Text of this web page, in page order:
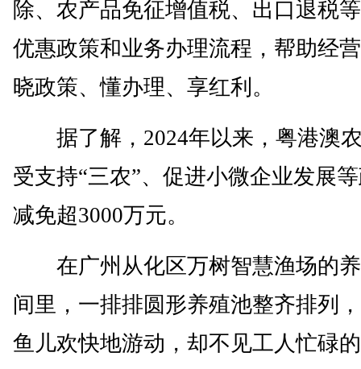
除、农产品免征增值税、出口退税
优惠政策和业务办理流程，帮助经
晓政策、懂办理、享红利。
据了解，2024年以来，粤港澳
受支持“三农”、促进小微企业发展
减免超3000万元。
在广州从化区万树智慧渔场的
间里，一排排圆形养殖池整齐排列
鱼儿欢快地游动，却不见工人忙碌